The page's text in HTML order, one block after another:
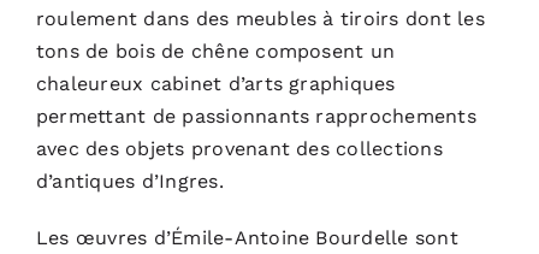
roulement dans des meubles à tiroirs dont les
tons de bois de chêne composent un
chaleureux cabinet d’arts graphiques
permettant de passionnants rapprochements
avec des objets provenant des collections
d’antiques d’Ingres.
Les œuvres d’Émile-Antoine Bourdelle sont